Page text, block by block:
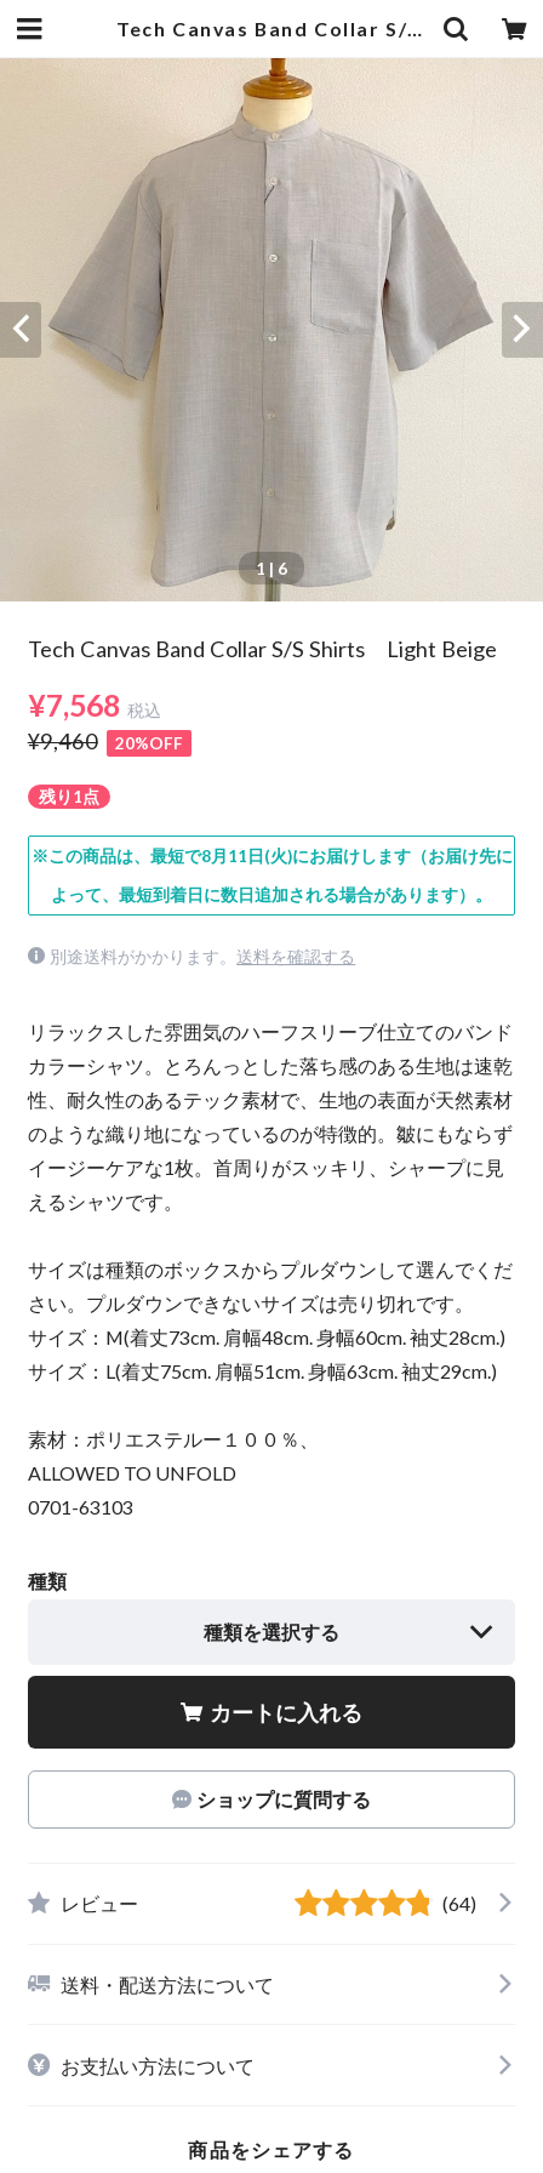
Tech Canvas Band Collar S/S Shirts Light Beige | 武蔵小杉のセレクトショップ【ナクール】-nakool-
1 | 6
Tech Canvas Band Collar S/S Shirts Light Beige
¥7,568 税込
¥9,460 20%OFF
残り1点
※この商品は、最短で8月11日(火)にお届けします（お届け先に
よって、最短到着日に数日追加される場合があります）。
別途送料がかかります。 送料を確認する
リラックスした雰囲気のハーフスリーブ仕立てのバンド
カラーシャツ。とろんっとした落ち感のある生地は速乾
性、耐久性のあるテック素材で、生地の表面が天然素材
のような織り地になっているのが特徴的。皺にもならず
イージーケアな1枚。首周りがスッキリ、シャープに見
えるシャツです。
サイズは種類のボックスからプルダウンして選んでくだ
さい。プルダウンできないサイズは売り切れです。
サイズ：M(着丈73cm. 肩幅48cm. 身幅60cm. 袖丈28cm.)
サイズ：L(着丈75cm. 肩幅51cm. 身幅63cm. 袖丈29cm.)
素材：ポリエステルー１００％、
ALLOWED TO UNFOLD
0701-63103
種類
種類を選択する
カートに入れる
ショップに質問する
レビュー (64)
送料・配送方法について
お支払い方法について
商品をシェアする